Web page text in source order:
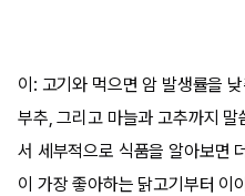
이: 고기와 먹으면 암 발생률을
부추, 그리고 마늘과 고추까지
서 세부적으로 식품을 알아보면
이 가장 좋아하는 닭고기부터 이